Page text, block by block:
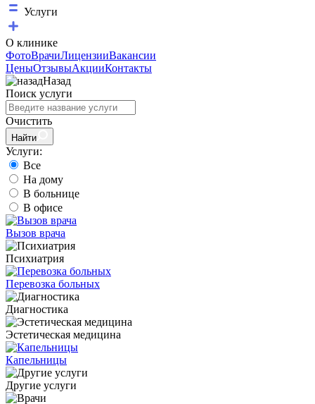
Услуги
О клинике
ФотоВрачиЛицензииВакансии
ЦеныОтзывыАкцииКонтакты
Назад
Поиск услуги
Очистить
Найти
Услуги:
Все
На дому
В больнице
В офисе
Вызов врача
Психиатрия
Перевозка больных
Диагностика
Эстетическая медицина
Капельницы
Другие услуги